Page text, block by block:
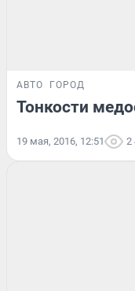
АВТО ГОРОД
Тонкости
19 мая, 2016, 12:51 2